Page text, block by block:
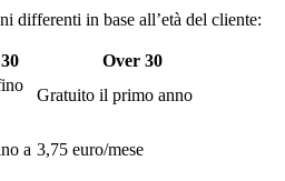
differenti in base all’età del cliente:
Over 30
Gratuito il primo anno
a 3,75 euro/mese